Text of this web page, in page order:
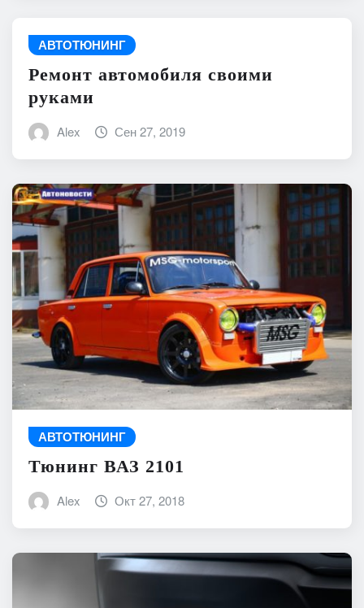
АВТОТЮНИНГ
Ремонт автомобиля своими
руками
Alex Сен 27, 2019
АВТОТЮНИНГ
Тюнинг ВАЗ 2101
Alex Окт 27, 2018